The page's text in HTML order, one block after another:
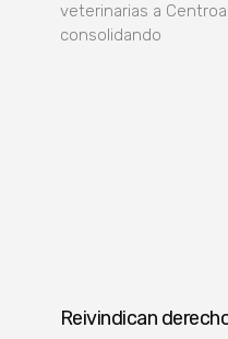
veterinarias a
consolidando
Reivindican